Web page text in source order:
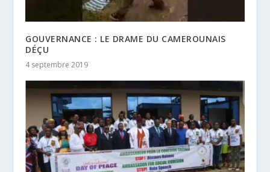
GOUVERNANCE : LE DRAME DU CAMEROUNAIS
DÉÇU
4 septembre 2019